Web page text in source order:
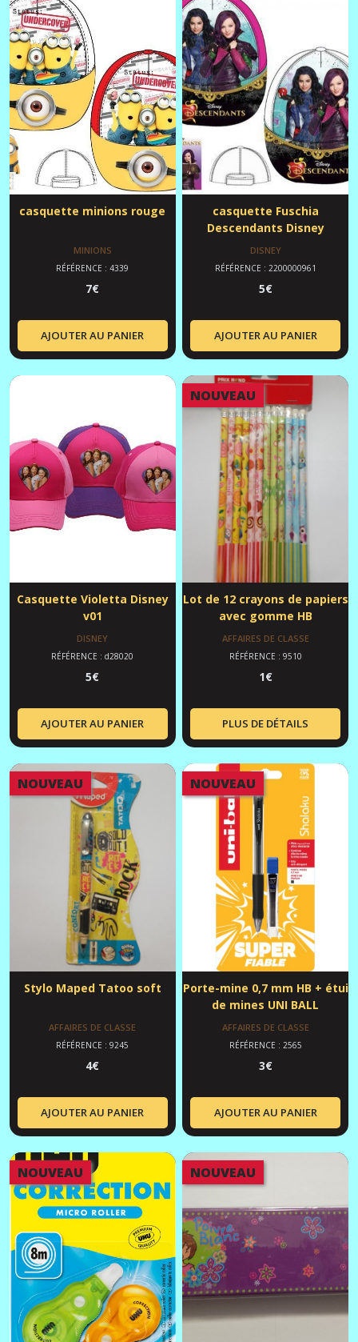
casquette minions rouge
MINIONS
RÉFÉRENCE : 4339
7€
AJOUTER AU PANIER
casquette Fuschia
Descendants Disney
DISNEY
RÉFÉRENCE : 2200000961
5€
AJOUTER AU PANIER
Casquette Violetta Disney
v01
DISNEY
RÉFÉRENCE : d28020
5€
AJOUTER AU PANIER
NOUVEAU
Lot de 12 crayons de papiers
avec gomme HB
AFFAIRES DE CLASSE
RÉFÉRENCE : 9510
1€
PLUS DE DÉTAILS
NOUVEAU
Stylo Maped Tatoo soft
AFFAIRES DE CLASSE
RÉFÉRENCE : 9245
4€
AJOUTER AU PANIER
NOUVEAU
Porte-mine 0,7 mm HB + étui
de mines UNI BALL
AFFAIRES DE CLASSE
RÉFÉRENCE : 2565
3€
AJOUTER AU PANIER
NOUVEAU NOUVEAU